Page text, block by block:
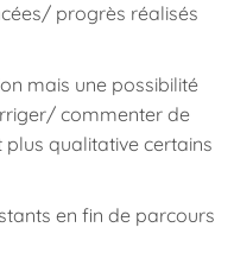
progrès réalisés
mais une possibilité
commenter de
qualitative certains
en fin de parcours